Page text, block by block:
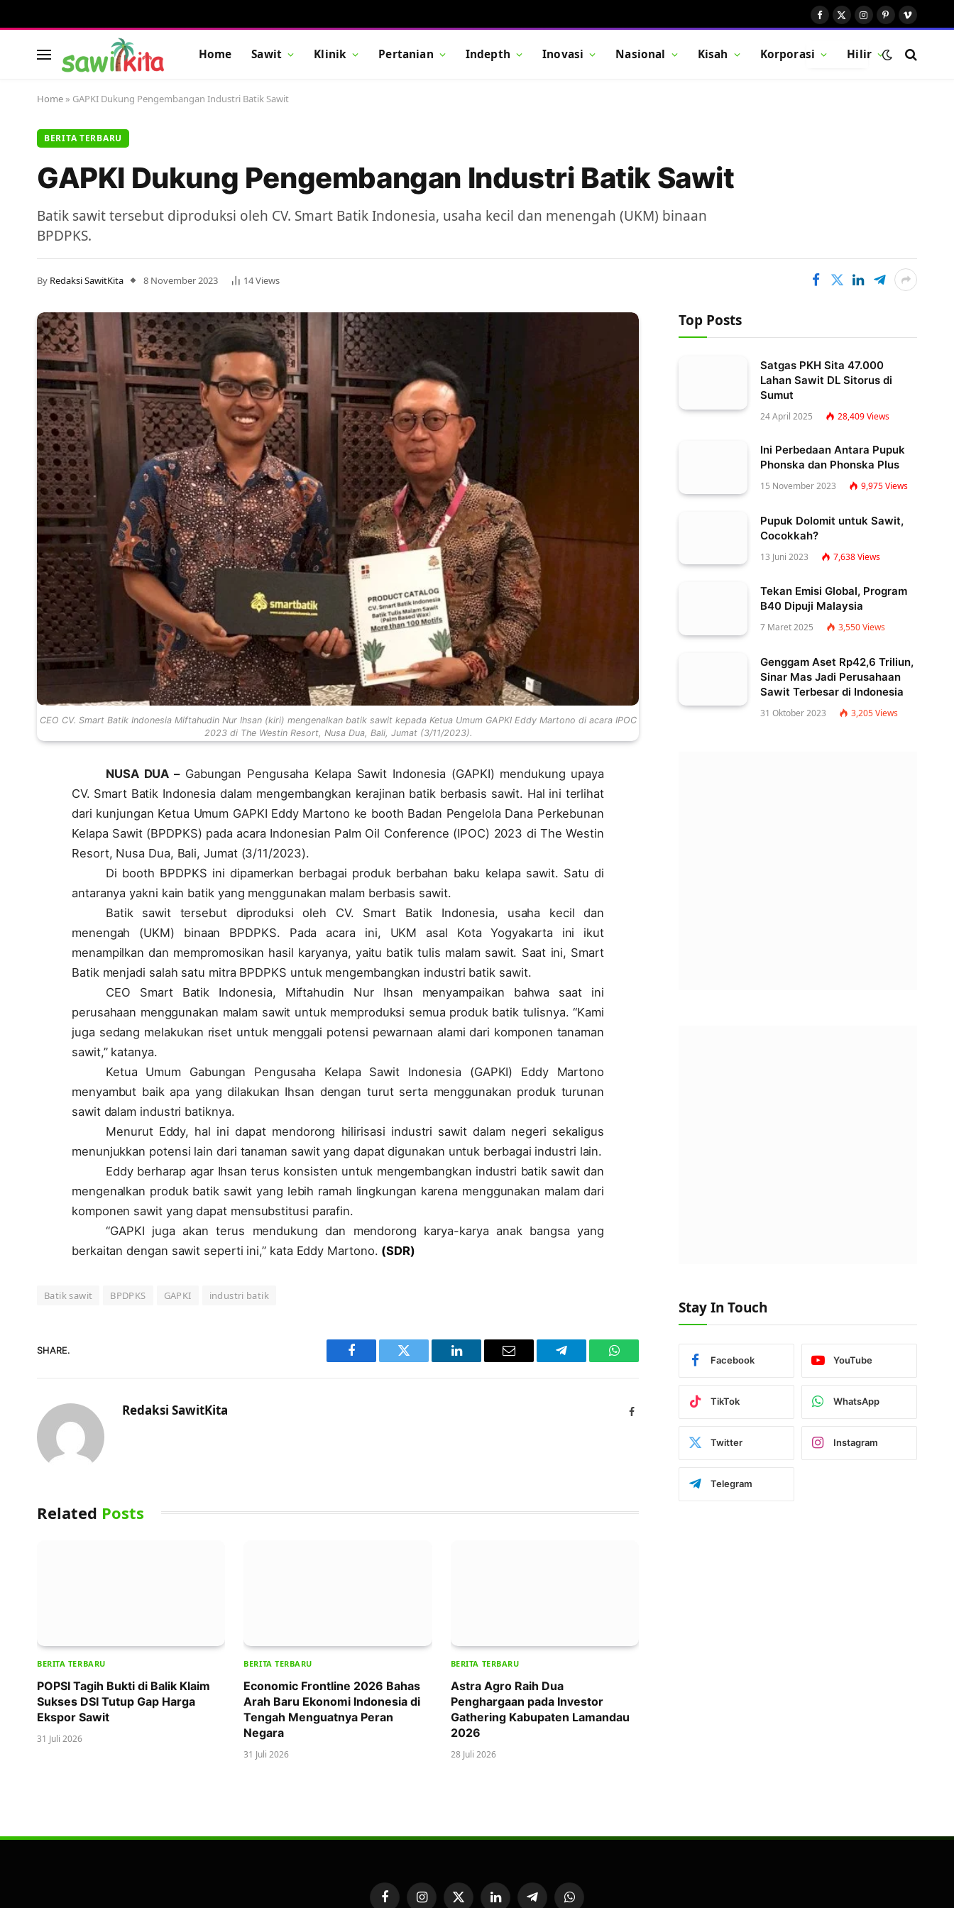
Facebook
X
Instagram
Pinterest
Vimeo
Home Sawit Klinik Pertanian Indepth Inovasi Nasional Kisah Korporasi Hilir
BUTTON
Home » GAPKI Dukung Pengembangan Industri Batik Sawit
BERITA TERBARU
GAPKI Dukung Pengembangan Industri Batik Sawit
Batik sawit tersebut diproduksi oleh CV. Smart Batik Indonesia, usaha kecil dan menengah (UKM) binaan
BPDPKS.
By Redaksi SawitKita 8 November 2023 14Views
CEO CV. Smart Batik Indonesia Miftahudin Nur Ihsan (kiri) mengenalkan batik sawit kepada Ketua Umum GAPKI Eddy Martono di acara IPOC
2023 di The Westin Resort, Nusa Dua, Bali, Jumat (3/11/2023).
NUSA DUA –Gabungan Pengusaha Kelapa Sawit Indonesia (GAPKI) mendukung upaya
CV. Smart Batik Indonesia dalam mengembangkan kerajinan batik berbasis sawit. Hal ini terlihat
dari kunjungan Ketua Umum GAPKI Eddy Martono ke booth Badan Pengelola Dana Perkebunan
Kelapa Sawit (BPDPKS) pada acara Indonesian Palm Oil Conference (IPOC) 2023 di The Westin
Resort, Nusa Dua, Bali, Jumat (3/11/2023).
Di booth BPDPKS ini dipamerkan berbagai produk berbahan baku kelapa sawit. Satu di
antaranya yakni kain batik yang menggunakan malam berbasis sawit.
Batik sawit tersebut diproduksi oleh CV. Smart Batik Indonesia, usaha kecil dan
menengah (UKM) binaan BPDPKS. Pada acara ini, UKM asal Kota Yogyakarta ini ikut
menampilkan dan mempromosikan hasil karyanya, yaitu batik tulis malam sawit. Saat ini, Smart
Batik menjadi salah satu mitra BPDPKS untuk mengembangkan industri batik sawit.
CEO Smart Batik Indonesia, Miftahudin Nur Ihsan menyampaikan bahwa saat ini
perusahaan menggunakan malam sawit untuk memproduksi semua produk batik tulisnya. “Kami
juga sedang melakukan riset untuk menggali potensi pewarnaan alami dari komponen tanaman
sawit,” katanya.
Ketua Umum Gabungan Pengusaha Kelapa Sawit Indonesia (GAPKI) Eddy Martono
menyambut baik apa yang dilakukan Ihsan dengan turut serta menggunakan produk turunan
sawit dalam industri batiknya.
Menurut Eddy, hal ini dapat mendorong hilirisasi industri sawit dalam negeri sekaligus
menunjukkan potensi lain dari tanaman sawit yang dapat digunakan untuk berbagai industri lain.
Eddy berharap agar Ihsan terus konsisten untuk mengembangkan industri batik sawit dan
mengenalkan produk batik sawit yang lebih ramah lingkungan karena menggunakan malam dari
komponen sawit yang dapat mensubstitusi parafin.
“GAPKI juga akan terus mendukung dan mendorong karya-karya anak bangsa yang
berkaitan dengan sawit seperti ini,” kata Eddy Martono. (SDR)
Batik sawit BPDPKS GAPKI industri batik
SHARE.
Facebook Twitter LinkedIn Email Telegram WhatsApp
Redaksi SawitKita Facebook
Related Posts
BERITA TERBARU
POPSI Tagih Bukti di Balik Klaim
Sukses DSI Tutup Gap Harga
Ekspor Sawit
31 Juli 2026
BERITA TERBARU
Economic Frontline 2026 Bahas
Arah Baru Ekonomi Indonesia di
Tengah Menguatnya Peran
Negara
31 Juli 2026
BERITA TERBARU
Astra Agro Raih Dua
Penghargaan pada Investor
Gathering Kabupaten Lamandau
2026
28 Juli 2026
Top Posts
Satgas PKH Sita 47.000
Lahan Sawit DL Sitorus di
Sumut
24 April 2025 28,409Views
Ini Perbedaan Antara Pupuk
Phonska dan Phonska Plus
15 November 2023 9,975Views
Pupuk Dolomit untuk Sawit,
Cocokkah?
13 Juni 2023 7,638Views
Tekan Emisi Global, Program
B40 Dipuji Malaysia
7 Maret 2025 3,550Views
Genggam Aset Rp42,6 Triliun,
Sinar Mas Jadi Perusahaan
Sawit Terbesar di Indonesia
31 Oktober 2023 3,205Views
Stay In Touch
Facebook YouTube
TikTok WhatsApp
Twitter Instagram
Telegram
FacebookInstagram
X LinkedInTelegramWhatsApp